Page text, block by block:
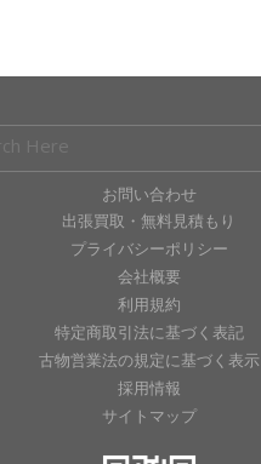
お問い合わせ
出張買取・無料見積もり
プライバシーポリシー
会社概要
利用規約
特定商取引法に基づく表記
古物営業法の規定に基づく表示
採用情報
サイトマップ